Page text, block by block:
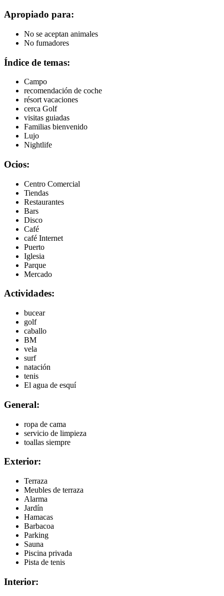
Apropiado para:
No se aceptan animales
No fumadores
Índice de temas:
Campo
recomendación de coche
résort vacaciones
cerca Golf
visitas guiadas
Familias bienvenido
Lujo
Nightlife
Ocios:
Centro Comercial
Tiendas
Restaurantes
Bars
Disco
Café
café Internet
Puerto
Iglesia
Parque
Mercado
Actividades:
bucear
golf
caballo
BM
vela
surf
natación
tenis
El agua de esquí
General:
ropa de cama
servicio de limpieza
toallas siempre
Exterior:
Terraza
Meubles de terraza
Alarma
Jardín
Hamacas
Barbacoa
Parking
Sauna
Piscina privada
Pista de tenis
Interior: